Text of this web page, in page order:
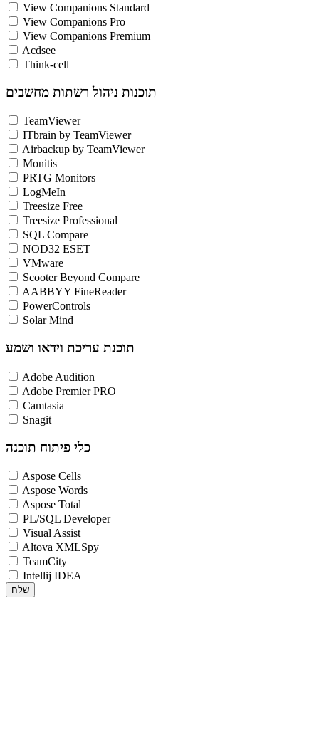
View Companions Standard
View Companions Pro
View Companions Premium
Acdsee
Think-cell
תוכנות ניהול רשתות מחשבים
TeamViewer
ITbrain by TeamViewer
Airbackup by TeamViewer
Monitis
PRTG Monitors
LogMeIn
Treesize Free
Treesize Professional
SQL Compare
NOD32 ESET
VMware
Scooter Beyond Compare
AABBYY FineReader
PowerControls
Solar Mind
תוכנת עריכת וידאו ושמע
Adobe Audition
Adobe Premier PRO
Camtasia
Snagit
כלי פיתוח תוכנה
Aspose Cells
Aspose Words
Aspose Total
PL/SQL Developer
Visual Assist
Altova XMLSpy
TeamCity
Intellij IDEA